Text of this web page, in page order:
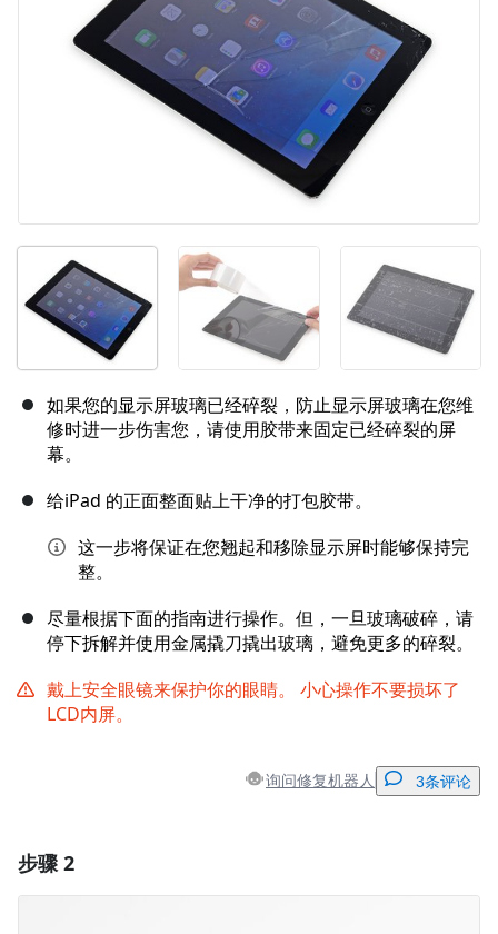
如果您的显示屏玻璃已经碎裂，防止显示屏玻璃在您维
修时进一步伤害您，请使用胶带来固定已经碎裂的屏
幕。
给iPad 的正面整面贴上干净的打包胶带。
这一步将保证在您翘起和移除显示屏时能够保持完
整。
尽量根据下面的指南进行操作。但，一旦玻璃破碎，请
停下拆解并使用金属撬刀撬出玻璃，避免更多的碎裂。
戴上安全眼镜来保护你的眼睛。 小心操作不要损坏了
LCD内屏。
询问修复机器人 3条评论
步骤 2